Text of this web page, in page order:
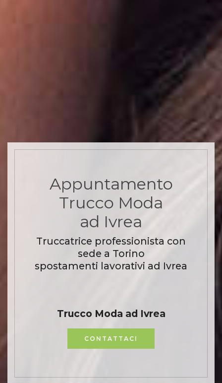
Appuntamento
Trucco Moda
ad Ivrea
Truccatrice professionista con
sede a Torino
spostamenti lavorativi ad Ivrea
Trucco Moda ad Ivrea
CONTATTACI